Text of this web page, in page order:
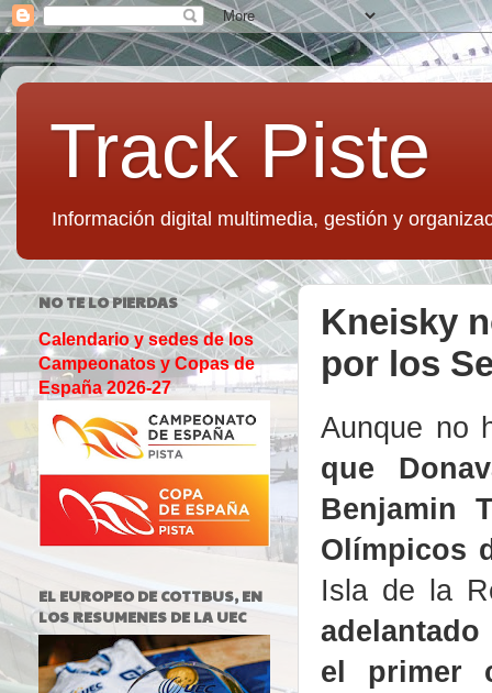
Track Piste
Información digital multimedia, gestión y
Kneisky
por los
Aunque no
que
Benjamin
Olímpicos
Isla de la
el primer
NO TE LO PIERDAS
Calendario y sedes de los
Campeonatos y Copas de
España 2026-27
EL EUROPEO DE COTTBUS, EN
LOS RESUMENES DE LA UEC